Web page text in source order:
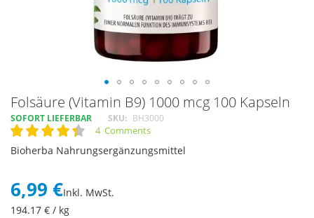
Folsäure (Vitamin B9) 1000 mcg 100 Kapseln
SOFORT LIEFERBAR SKU BH3000
Rating: 4 Comments
Bioherba Nahrungsergänzungsmittel
6,99 €Inkl. MwSt.
194.17 € / kg
Skip
to
the
beginning
of
images
gallery